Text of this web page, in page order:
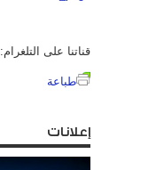
قناتنا على التلغرام:
طباعة
إعلانات